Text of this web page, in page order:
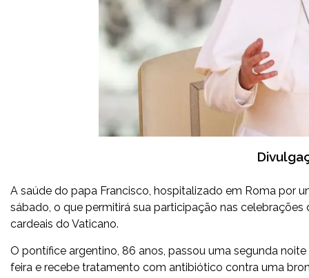
A saúde do papa Francisco, hospitalizado em Roma por
sábado, o que permitirá sua participação nas
cardeais do Vaticano.
O pontífice argentino, 86 anos, passou uma segunda
feira e recebe tratamento com antibiótico contra uma